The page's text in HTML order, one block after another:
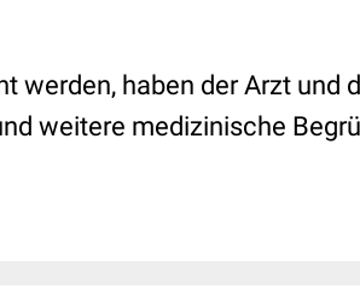
werden, haben der Arzt und
weitere medizinische